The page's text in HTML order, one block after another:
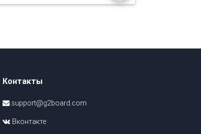
Контакты
support@g2board.com
Вконтакте